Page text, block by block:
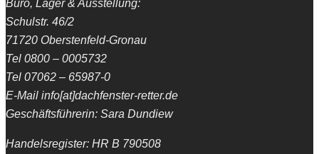
Büro, Lager & Ausstellung:
Schulstr. 46/2
71720 Oberstenfeld-Gronau
Tel 0800 – 0005732
Tel 07062 – 65987-0
E-Mail info[at]dachfenster-retter.de
Geschäftsführerin: Sara Dundiew
Handelsregister: HR B 790508